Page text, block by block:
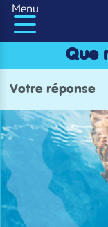
Panneau de gestion
Menu
Que